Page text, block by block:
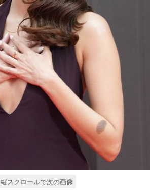
縦スクロールで次の画像